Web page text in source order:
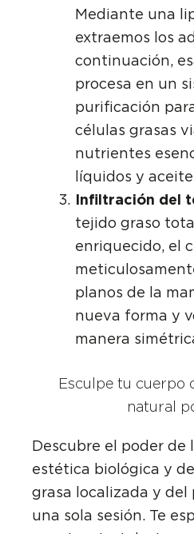
Mediante una
extraemos los
continuación,
procesa en un
purificación
células grasas
nutrientes
líquidos y
Infiltración del
tejido graso
enriquecido, el
planos de la
nueva forma y
manera
Esculpe tu cuerpo
natural
Descubre el poder de
estética biológica y
grasa localizada y del
una sola sesión. Te